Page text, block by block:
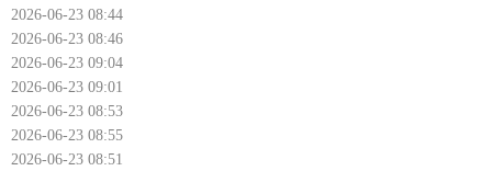
2026-06-23 08:44
2026-06-23 08:46
2026-06-23 09:04
2026-06-23 09:01
2026-06-23 08:53
2026-06-23 08:55
2026-06-23 08:51